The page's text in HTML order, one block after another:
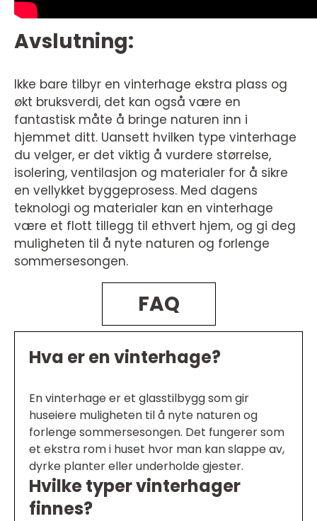
Avslutning:
Ikke bare tilbyr en vinterhage ekstra plass og
økt bruksverdi, det kan også være en
fantastisk måte å bringe naturen inn i
hjemmet ditt. Uansett hvilken type vinterhage
du velger, er det viktig å vurdere størrelse,
isolering, ventilasjon og materialer for å sikre
en vellykket byggeprosess. Med dagens
teknologi og materialer kan en vinterhage
være et flott tillegg til ethvert hjem, og gi deg
muligheten til å nyte naturen og forlenge
sommersesongen.
FAQ
Hva er en vinterhage?
En vinterhage er et glasstilbygg som gir
huseiere muligheten til å nyte naturen og
forlenge sommersesongen. Det fungerer som
et ekstra rom i huset hvor man kan slappe av,
dyrke planter eller underholde gjester.
Hvilke typer vinterhager
finnes?